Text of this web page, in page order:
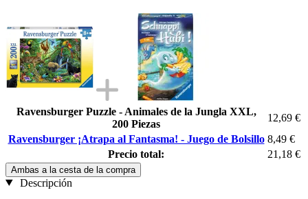
Ravensburger Puzzle - Animales de la Jungla XXL,
200 Piezas
12,69 €
Ravensburger ¡Atrapa al Fantasma! - Juego de Bolsillo 8,49 €
Precio total:
21,18 €
Ambas a la cesta de la compra
Descripción